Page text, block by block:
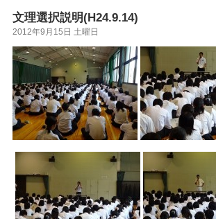
文理選択説明(H24.9.14)
2012年9月15日 土曜日